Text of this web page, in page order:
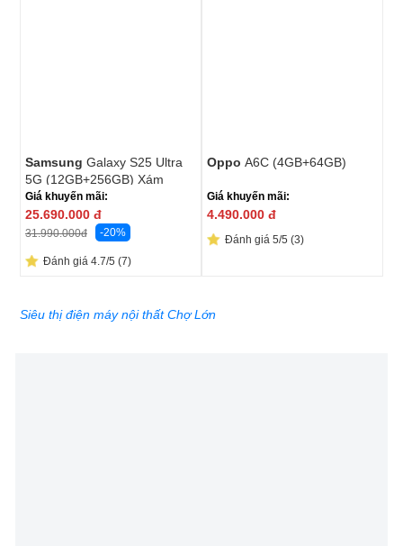
Samsung Galaxy S25 Ultra
5G (12GB+256GB) Xám
Giá khuyến mãi:
25.690.000 đ
31.990.000đ -20%
Đánh giá 4.7/5 (7)
Oppo A6C (4GB+64GB)
Giá khuyến mãi:
4.490.000 đ
Đánh giá 5/5 (3)
Siêu thị điện máy nội thất Chợ Lớn